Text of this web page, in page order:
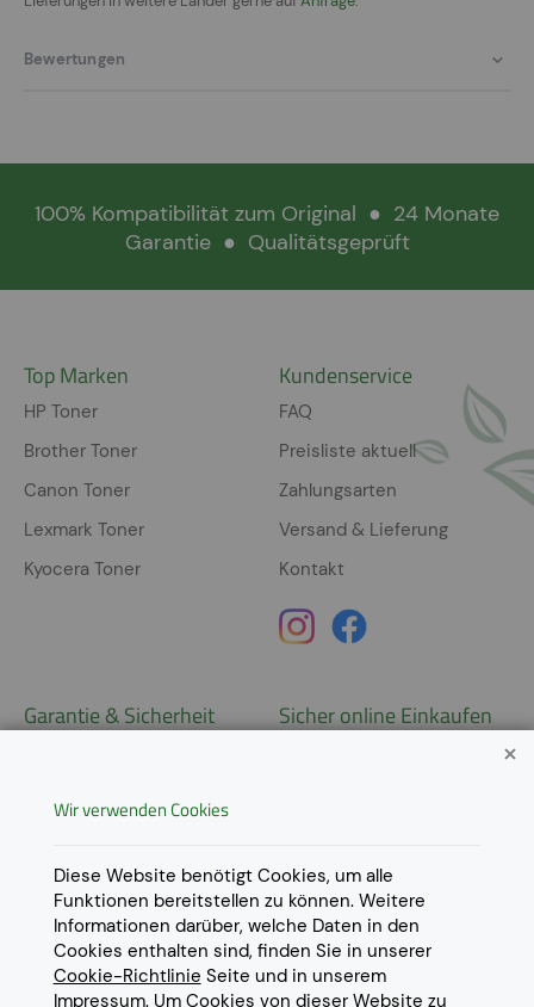
Bewertungen
100% Kompatibilität zum Original ● 24 Monate
Garantie ● Qualitätsgeprüft
Top Marken
HP Toner
Brother Toner
Canon Toner
Lexmark Toner
Kyocera Toner
Kundenservice
FAQ
Preisliste aktuell
Zahlungsarten
Versand & Lieferung
Kontakt
Garantie & Sicherheit
Datenschutz
Impressum
Cookie Einstellungen
Sicher online Einkaufen
Lieferungen in weitere Länder
gerne aufAnfrage
Wir verwenden Cookies
Diese Website benötigt Cookies, um alle
Funktionen bereitstellen zu können. Weitere
Informationen darüber, welche Daten in den
Cookies enthalten sind, finden Sie in unserer
Cookie-Richtlinie Seite und in unserem
Impressum. Um Cookies von dieser Website zu